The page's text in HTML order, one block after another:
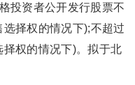
投资者公开发行股票不
择权的情况下);不超过
权的情况下)。拟于北